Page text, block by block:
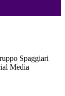
Spaggiari
Media